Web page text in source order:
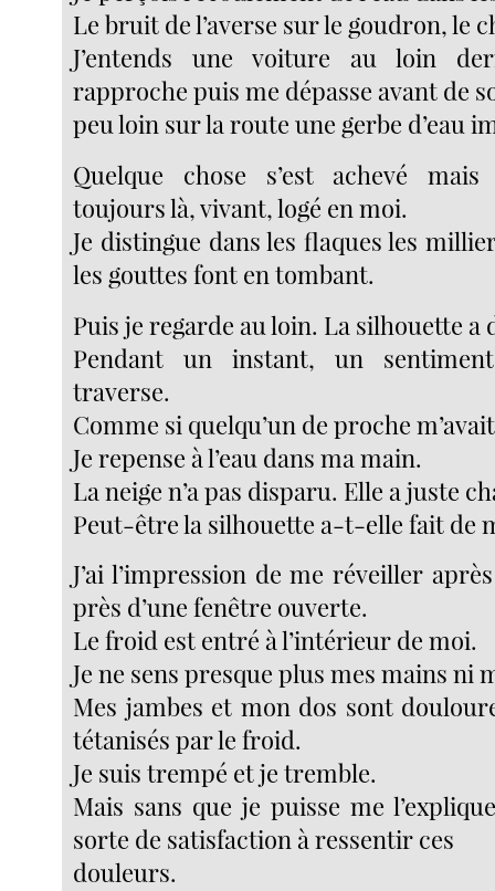
Le bruit de l’averse sur le goudron, le
J’entends une voiture au loin
rapproche puis me dépasse avant de
peu loin sur la route une gerbe d’eau
Quelque chose s’est achevé
toujours là, vivant, logé en moi.
Je distingue dans les flaques les
les gouttes font en tombant.
Puis je regarde au loin. La silhouette a
Pendant un instant, un sentiment
traverse.
Comme si quelqu’un de proche
Je repense à l’eau dans ma main.
La neige n’a pas disparu. Elle a juste
Peut-être la silhouette a-t-elle fait de
J’ai l’impression de me réveiller
près d’une fenêtre ouverte.
Le froid est entré à l’intérieur de moi.
Je ne sens presque plus mes mains ni
Mes jambes et mon dos sont
tétanisés par le froid.
Je suis trempé et je tremble.
Mais sans que je puisse me
sorte de satisfaction à ressentir ces
douleurs.